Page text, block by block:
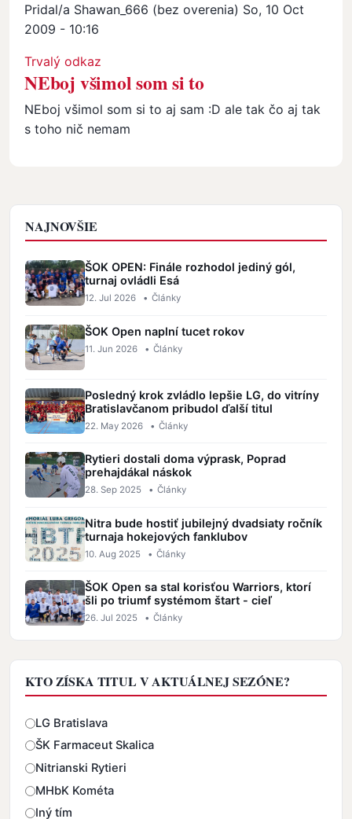
Pridal/a Shawan_666 (bez overenia) So, 10 Oct
2009 - 10:16
In reply toNo..
Trvalý odkaz
NEboj všimol som si to
NEboj všimol som si to aj sam :D ale tak čo aj tak
s toho nič nemam
NAJNOVŠIE
ŠOK OPEN: Finále rozhodol jediný gól,
turnaj ovládli Esá
12. Jul 2026 • Články
ŠOK Open naplní tucet rokov
11. Jun 2026 • Články
Posledný krok zvládlo lepšie LG, do vitríny
Bratislavčanom pribudol ďalší titul
22. May 2026 • Články
Rytieri dostali doma výprask, Poprad
prehajdákal náskok
28. Sep 2025 • Články
Nitra bude hostiť jubilejný dvadsiaty ročník
turnaja hokejových fanklubov
10. Aug 2025 • Články
ŠOK Open sa stal korisťou Warriors, ktorí
šli po triumf systémom štart - cieľ
26. Jul 2025 • Články
KTO ZÍSKA TITUL V AKTUÁLNEJ SEZÓNE?
Odpovede
LG Bratislava
ŠK Farmaceut Skalica
Nitrianski Rytieri
MHbK Kométa
Iný tím